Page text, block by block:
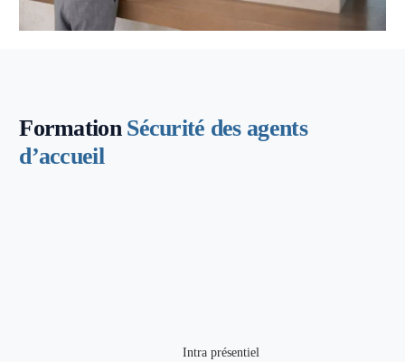
Formation Sécurité des agents
d’accueil
Intra présentiel